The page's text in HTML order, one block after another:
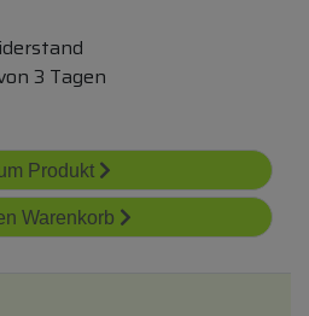
3 Tagen
Produkt
Warenkorb